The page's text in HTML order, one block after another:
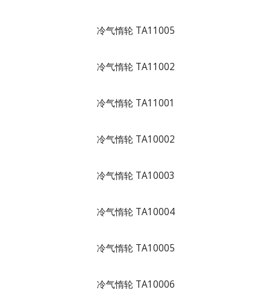
冷气惰轮 TA11005
冷气惰轮 TA11002
冷气惰轮 TA11001
冷气惰轮 TA10002
冷气惰轮 TA10003
冷气惰轮 TA10004
冷气惰轮 TA10005
冷气惰轮 TA10006